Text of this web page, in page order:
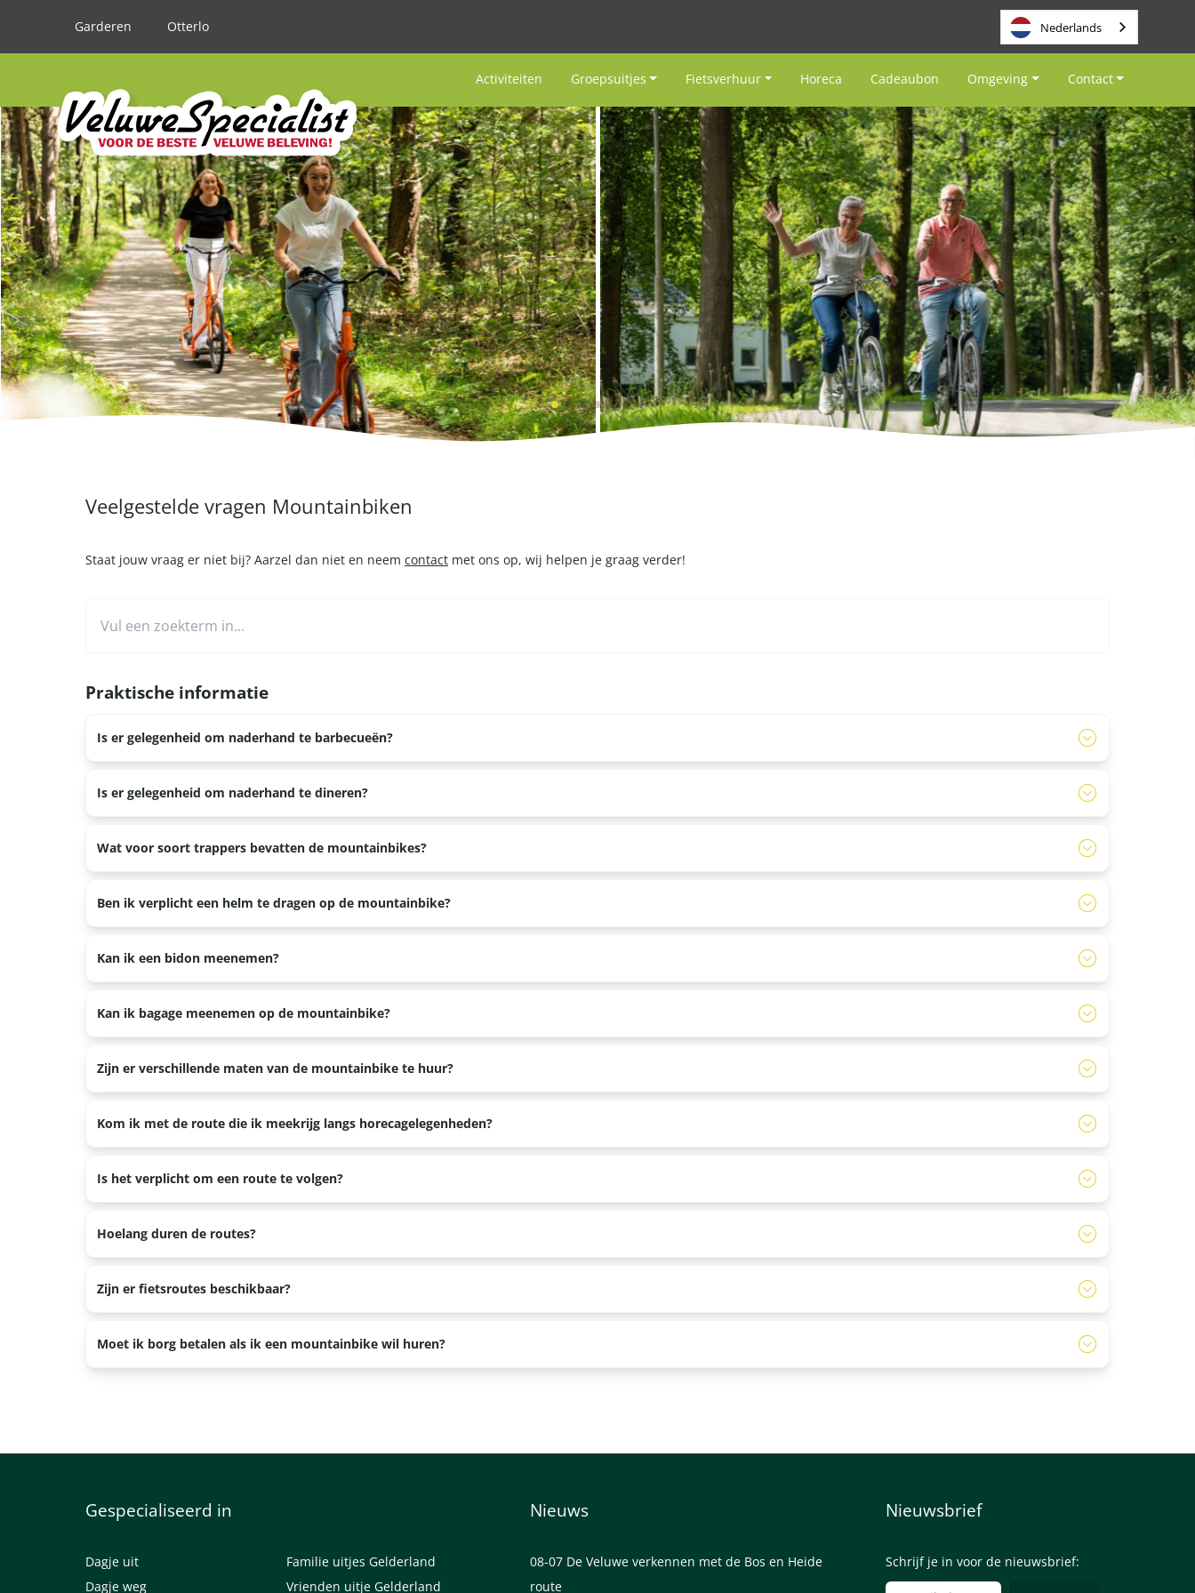
Garderen Otterlo Nederlands
Activiteiten Groepsuitjes Fietsverhuur Horeca Cadeaubon Omgeving Contact
Veelgestelde vragen Mountainbiken
Staat jouw vraag er niet bij? Aarzel dan niet en neem contact met ons op, wij helpen je graag verder!
Praktische informatie
Is er gelegenheid om naderhand te barbecueën?
Bij een aantal locaties is het mogelijk om naderhand te barbecueën. Dit is mogelijk vanaf 20 personen. Klik
Is er gelegenheid om naderhand te dineren?
Ja, bij alle locaties hebben wij contacten met horecalocaties in de omgeving om 3-gangen keuze diners te reserveren.
Wat voor soort trappers bevatten de mountainbikes?
Alle mountainbikes hebben normale trappers, er zijn geen klikpedalen beschikbaar. Je kan dus met normale (sport)schoenen op pad gaan!
Ben ik verplicht een helm te dragen op de mountainbike?
Op de mountainbike ben je niet verplicht een helm te dragen, maar dit raden wij wel aan.
Kan ik een bidon meenemen?
Ja, op alle mountainbikes zitten bidonhouders.
Kan ik bagage meenemen op de mountainbike?
Dat zou kunnen in een rugzak. Er is geen mogelijkheid om iets op de mountainbike vast te binden.
Zijn er verschillende maten van de mountainbike te huur?
Wij hebben mountainbikes voor volwassenen en kinderen. De mountainbikes voor volwassenen variëren in framemaat, waardoor we voor iedereen een geschikte maat
Kom ik met de route die ik meekrijg langs horecagelegenheden?
Nee, de route die je van ons meekrijgt gaat door bos en heide. Je kan wel in de buurt van de Veluwe Specialist vooraf of achteraf van je mountainbiketocht naar een
Is het verplicht om een route te volgen?
Jullie ontvangen van ons een route of een verwijzing naar een officiële mountainbike route, zodat je een maximale mountainbike beleving krijgt. Mocht je een eigen
Hoelang duren de routes?
De 25 km route duurt ongeveer 2 uur en de 40 km route duurt ongeveer 3 uur.
Zijn er fietsroutes beschikbaar?
Ja, de Veluwe is met haar prachtige bossen en hoogteverschillen bij uitstek geschikt om op de mountainbike te verkennen. Er zijn verschillende routes in de natuur
Moet ik borg betalen als ik een mountainbike wil huren?
Gespecialiseerd in
Dagje uit
Dagje weg
Familie uitjes Gelderland
Vrienden uitje Gelderland
Nieuws
08-07 De Veluwe verkennen met de Bos en Heide
route
Nieuwsbrief
Schrijf je in voor de nieuwsbrief: